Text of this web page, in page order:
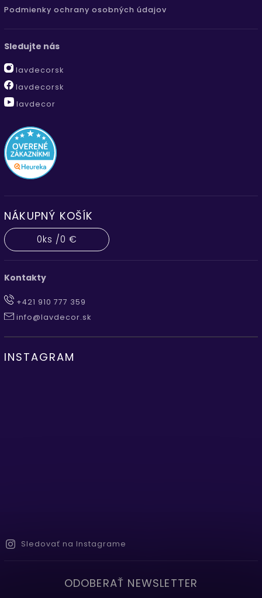
Podmienky ochrany osobných údajov
Sledujte nás
lavdecorsk
lavdecorsk
lavdecor
NÁKUPNÝ KOŠÍK
0ks /0 €
Kontakty
+421 910 777 359
info@lavdecor.sk
INSTAGRAM
Sledovať na Instagrame
ODOBERAŤ NEWSLETTER